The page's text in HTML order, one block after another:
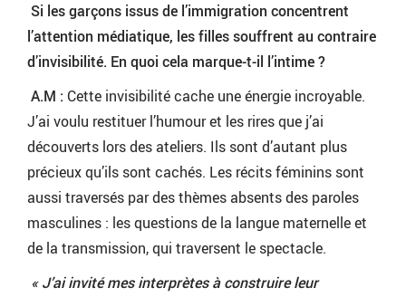
Si les garçons issus de l’immigration concentrent
l’attention médiatique, les filles souffrent au contraire
d’invisibilité. En quoi cela marque-t-il l’intime ?
A.M : Cette invisibilité cache une énergie incroyable.
J’ai voulu restituer l’humour et les rires que j’ai
découverts lors des ateliers. Ils sont d’autant plus
précieux qu’ils sont cachés. Les récits féminins sont
aussi traversés par des thèmes absents des paroles
masculines : les questions de la langue maternelle et
de la transmission, qui traversent le spectacle.
«J’ai invité mes interprètes à construire leur